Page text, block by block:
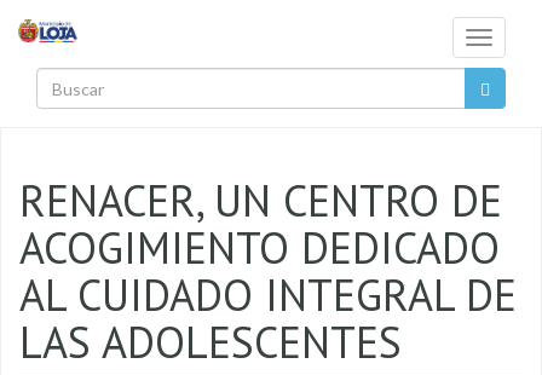
Toggle
RENACER, UN CENTRO DE
ACOGIMIENTO DEDICADO
AL CUIDADO INTEGRAL DE
LAS ADOLESCENTES